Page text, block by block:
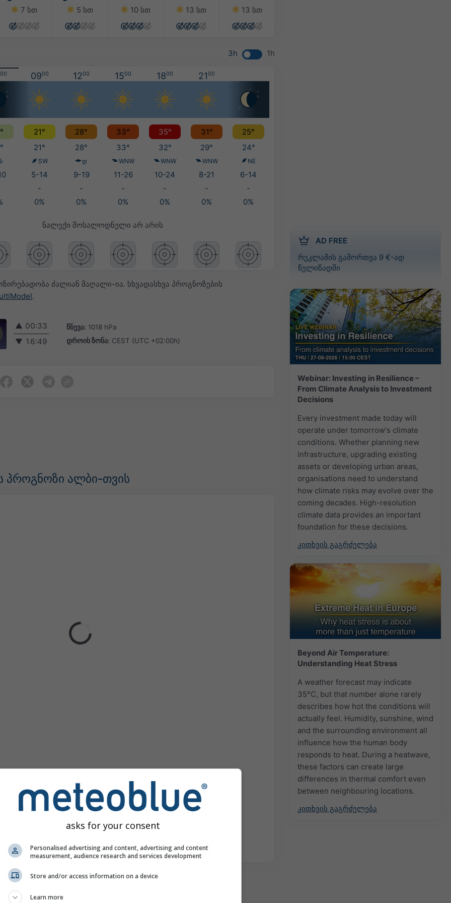
AD FREE
რეკლამის გამორთვა 9 €-ად
წელიწადში
Webinar: Investing in Resilience –
From Climate Analysis to Investment
Decisions
Every investment made today will
operate under tomorrow's climate
conditions. Whether planning new
infrastructure, upgrading existing
assets or developing urban areas,
organisations need to understand
how climate risks may evolve over the
coming decades. High-resolution
climate data provides an important
foundation for these decisions.
კითხვის გაგრძელება
Beyond Air Temperature:
Understanding Heat Stress
A weather forecast may indicate
35°C, but that number alone rarely
describes how hot the conditions will
actually feel. Humidity, sunshine, wind
and the surrounding environment all
influence how the human body
responds to heat. During a heatwave,
these factors can create large
differences in thermal comfort even
between neighbouring locations.
კითხვის გაგრძელება
7 სთ
5 სთ
10 სთ
13 სთ
13 სთ
3h 1h
00 0900 1200 1500 1800 2100
21° 28° 33° 35° 31°
25°
21° 28° 33° 32° 29° 24°
ს SW დ WNW WNW WNW NE
5-14 9-19 11-26 10-24 8-21
6-14
-
- - - -
-
0% 0% 0% 0% 0% 0%
ნალექი მოსალოდნელი არ არის
ძალიან მაღალი-ია. სხვადასხვა პროგნოზების
.
▲ 00:33
▼ 16:49
წნევა: 1018 hPa
დროის ზონა: CEST (UTC +02:00h)
პროგნოზი ალბი-თვის
რუკა, საფრანგეთი
asks for your consent
Personalised advertising and content, advertising and content
measurement, audience research and services development
Store and/or access information on a device
Learn more